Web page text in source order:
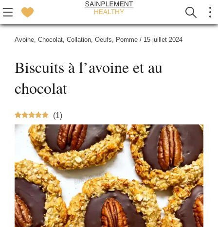
Avoine, Chocolat, Collation, Oeufs, Pomme / 15 juillet 2024
Biscuits à l’avoine et au
chocolat
(1)